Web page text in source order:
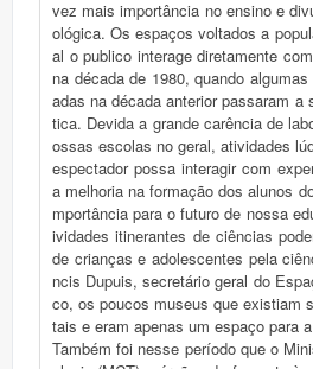
vez mais importância no ensino e
ológica. Os espaços voltados a
al o publico interage diretamente
na década de 1980, quando
adas na década anterior passaram a
tica. Devida a grande carência de
ossas escolas no geral, atividades
espectador possa interagir com
a melhoria na formação dos alunos
mportância para o futuro de nossa
ividades itinerantes de ciências
de crianças e adolescentes pela
ncis Dupuis, secretário geral do
co, os poucos museus que existiam
tais e eram apenas um espaço para
Também foi nesse período que o